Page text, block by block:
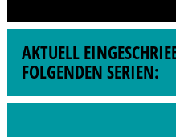
AKTUELL
FOLGENDEN SERIEN: